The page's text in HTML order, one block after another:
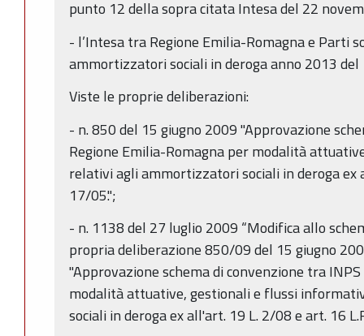
punto 12 della sopra citata Intesa del 22
- l’Intesa tra Regione Emilia-Romagna e Parti
ammortizzatori sociali in deroga anno 2013
Viste le proprie deliberazioni:
- n. 850 del 15 giugno 2009 "Approvazione
Regione Emilia-Romagna per modalità
relativi agli ammortizzatori sociali in deroga ex
17/05.";
- n. 1138 del 27 luglio 2009 “Modifica allo
propria deliberazione 850/09 del 15 giugno
"Approvazione schema di convenzione tra
modalità attuative, gestionali e flussi
sociali in deroga ex all'art. 19 L. 2/08 e art. 16